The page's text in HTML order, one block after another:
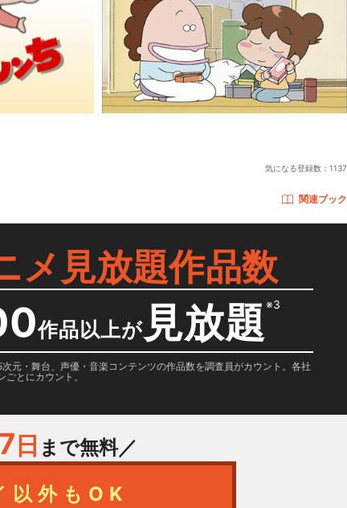
気になる登録数： 1137
関連ブック
メ見放題作品数
作品以上が 見放題※3
元・舞台、声優・音楽コンテンツの作品数を調査員がカウント。各社
とにカウント。
7 日 まで無料／
以外もOK